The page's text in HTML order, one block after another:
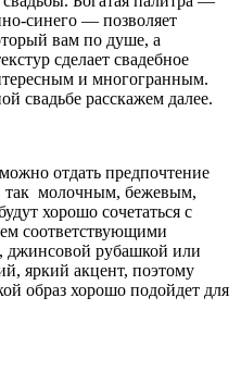
синего — позволяет
вам по душе, а
сделает свадебное
и многогранным.
свадьбе расскажем далее.
отдать предпочтение
так молочным, бежевым,
хорошо сочетаться с
соответствующими
джинсовой рубашкой или
яркий акцент, поэтому
образ хорошо подойдет для